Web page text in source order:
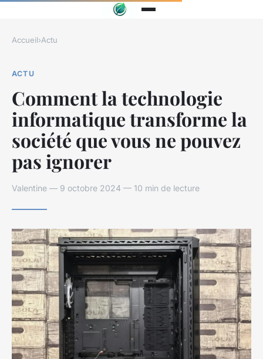
Accueil›Actu
ACTU
Comment la technologie
informatique transforme la
société que vous ne pouvez
pas ignorer
Valentine — 9 octobre 2024 — 10 min de lecture